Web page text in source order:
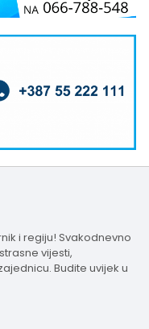
i regiju! Svakodnevno
vijesti,
Budite uvijek u